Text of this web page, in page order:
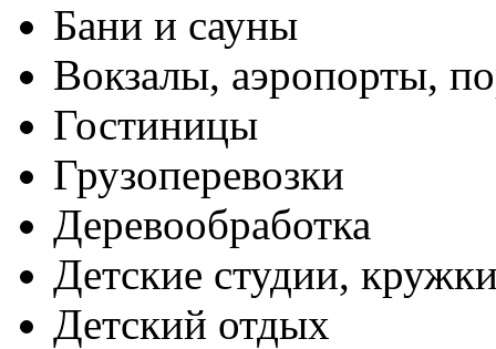
Бани и сауны
Вокзалы, аэропорты,
Гостиницы
Грузоперевозки
Деревообработка
Детские студии,
Детский отдых